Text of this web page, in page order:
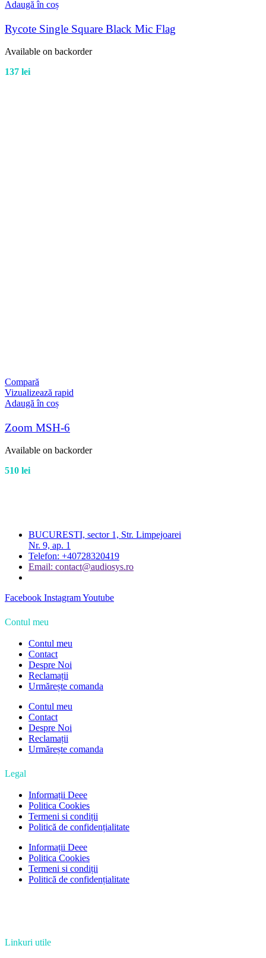
Adaugă în coș
Rycote Single Square Black Mic Flag
Available on backorder
137 lei
Compară
Vizualizează rapid
Adaugă în coș
Zoom MSH-6
Available on backorder
510 lei
BUCURESTI, sector 1, Str. Limpejoarei
Nr. 9, ap. 1
Telefon: +40728320419
Email: contact@audiosys.ro
Facebook InstagramYoutube
Contul meu
Contul meu
Contact
Despre Noi
Reclamații
Urmărește comanda
Contul meu
Contact
Despre Noi
Reclamații
Urmărește comanda
Legal
Informații Deee
Politica Cookies
Termeni si condiții
Politică de confidențialitate
Informații Deee
Politica Cookies
Termeni si condiții
Politică de confidențialitate
Linkuri utile